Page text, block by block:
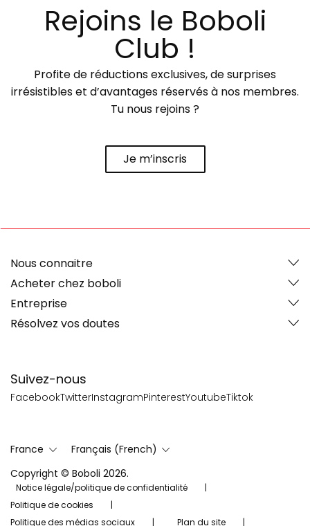
Rejoins le Boboli
Club !
Profite de réductions exclusives, de surprises
irrésistibles et d’avantages réservés à nos membres.
Tu nous rejoins ?
Je m’inscris
Suivez-nous
FacebookTwitterInstagramPinterestYoutubeTiktok
Nous connaitre
Acheter chez boboli
Entreprise
Résolvez vos doutes
France
Français (French)
Copyright © Boboli 2026.
Notice légale/politique de confidentialité
Politique de cookies
Politique des médias sociaux
Plan du site